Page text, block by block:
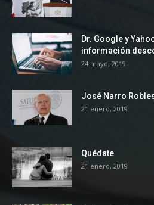
Dr. Google y
información
24 mayo, 2019
José Narro
21 enero, 2019
Quédate
21 enero, 2019